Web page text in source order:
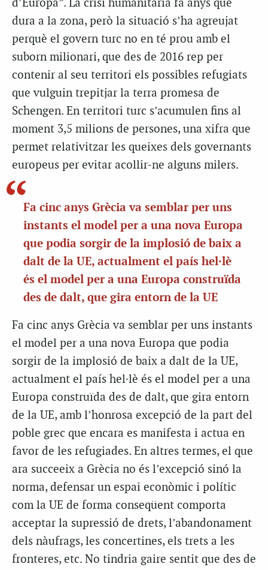
d’Europa”. La crisi humanitària fa anys que
dura a la zona, però la situació s’ha agreujat
perquè el govern turc no en té prou amb el
suborn milionari, que des de 2016 rep per
contenir al seu territori els possibles refugiats
que vulguin trepitjar la terra promesa de
Schengen. En territori turc s’acumulen fins al
moment 3,5 milions de persones, una xifra que
permet relativitzar les queixes dels governants
europeus per evitar acollir-ne alguns milers.
Fa cinc anys Grècia va semblar per uns
instants el model per a una nova Europa
que podia sorgir de la implosió de baix a
dalt de la UE, actualment el país hel·lè
és el model per a una Europa construïda
des de dalt, que gira entorn de la UE
Fa cinc anys Grècia va semblar per uns instants
el model per a una nova Europa que podia
sorgir de la implosió de baix a dalt de la UE,
actualment el país hel·lè és el model per a una
Europa construïda des de dalt, que gira entorn
de la UE, amb l’honrosa excepció de la part del
poble grec que encara es manifesta i actua en
favor de les refugiades. En altres termes, el que
ara succeeix a Grècia no és l’excepció sinó la
norma, defensar un espai econòmic i polític
com la UE de forma conseqüent comporta
acceptar la supressió de drets, l’abandonament
dels nàufrags, les concertines, els trets a les
fronteres, etc. No tindria gaire sentit que des de